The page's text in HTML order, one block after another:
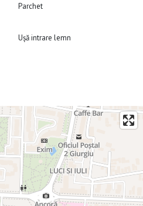
Parchet
Ușă intrare lemn